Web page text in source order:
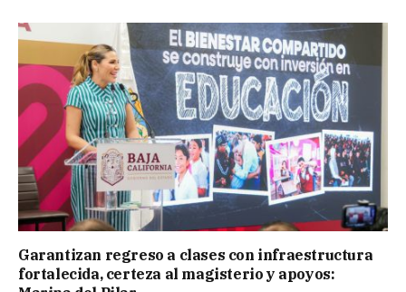
Garantizan regreso a clases con infraestructura
fortalecida, certeza al magisterio y apoyos: